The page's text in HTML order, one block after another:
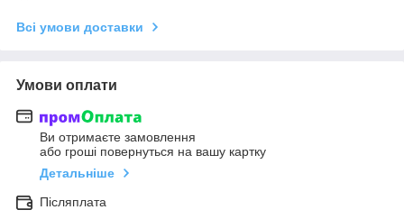
Всі умови доставки
Умови оплати
Ви отримаєте замовлення
або гроші повернуться на вашу картку
Детальніше
Післяплата